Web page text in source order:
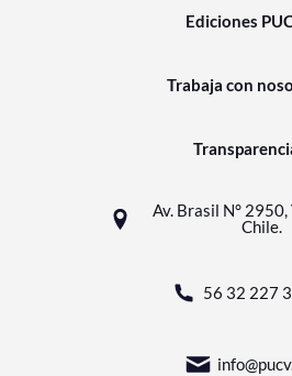
Ediciones
Trabaja con
Av. Brasil N°
Chile.
56 32 227